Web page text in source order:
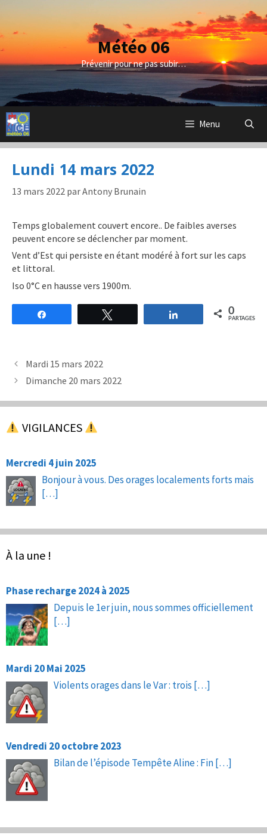
contenu
Météo 06
Prévenir pour ne pas subir…
Menu
Lundi 14 mars 2022
13 mars 2022 parAntony Brunain
Temps globalement couvert encore.. De faibles averses
peuvent encore se déclencher par moment.
Vent d’Est qui persiste en étant modéré à fort sur les caps
et littoral.
Iso 0°C en hausse vers 1900m.
Partagez 0
PARTAGES
Mardi 15 mars 2022
Dimanche 20 mars 2022
VIGILANCES
Mercredi 4 juin 2025
Bonjour à vous. Des orages localements forts mais
[…]
À la une !
Phase recharge 2024 à 2025
Depuis le 1er juin, nous sommes officiellement
[…]
Mardi 20 Mai 2025
Violents orages dans le Var : trois […]
Vendredi 20 octobre 2023
Bilan de l’épisode Tempête Aline : Fin[…]